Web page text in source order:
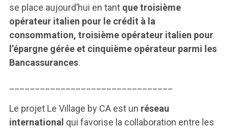
se place aujourd’hui en tant que troisième
opérateur italien pour le crédit à la
consommation, troisième opérateur italien pour
l’épargne gérée et cinquième opérateur parmi les
Bancassurances.
Le projet Le Village by CA est un réseau
international qui favorise la collaboration entre les